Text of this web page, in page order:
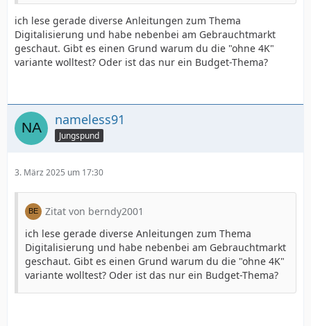
ich lese gerade diverse Anleitungen zum Thema
Digitalisierung und habe nebenbei am Gebrauchtmarkt
geschaut. Gibt es einen Grund warum du die "ohne 4K"
variante wolltest? Oder ist das nur ein Budget-Thema?
nameless91
Jungspund
3. März 2025 um 17:30
Zitat von berndy2001
ich lese gerade diverse Anleitungen zum Thema
Digitalisierung und habe nebenbei am Gebrauchtmarkt
geschaut. Gibt es einen Grund warum du die "ohne 4K"
variante wolltest? Oder ist das nur ein Budget-Thema?